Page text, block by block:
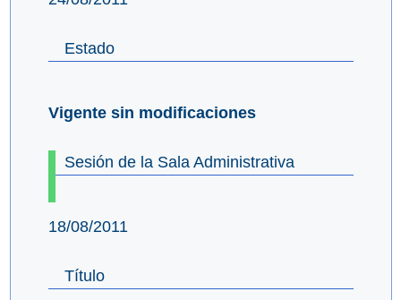
Estado
Vigente sin modificaciones
Sesión de la Sala Administrativa
18/08/2011
Título